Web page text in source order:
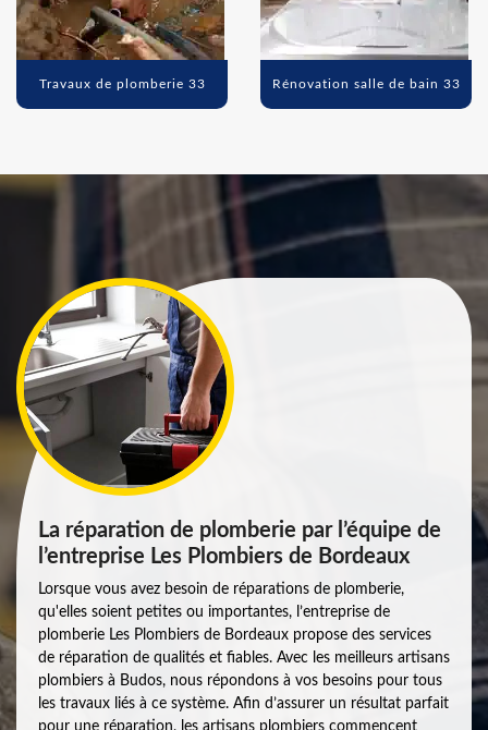
Travaux de plomberie 33 Rénovation salle de bain 33
La réparation de plomberie par l’équipe de
l’entreprise Les Plombiers de Bordeaux
Lorsque vous avez besoin de réparations de plomberie,
qu'elles soient petites ou importantes, l’entreprise de
plomberie Les Plombiers de Bordeaux propose des services
de réparation de qualités et fiables. Avec les meilleurs artisans
plombiers à Budos, nous répondons à vos besoins pour tous
les travaux liés à ce système. Afin d’assurer un résultat parfait
pour une réparation, les artisans plombiers commencent